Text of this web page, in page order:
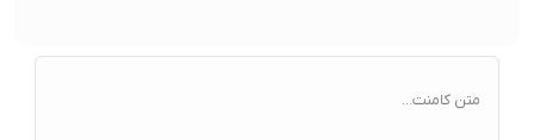
متن کامنت...